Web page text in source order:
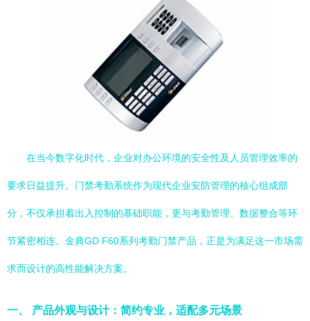
在当今数字化时代，企业对办公环境的安全性及人员管理效率的
要求日益提升。门禁考勤系统作为现代企业安防管理的核心组成部
分，不仅承担着出入控制的基础职能，更与考勤管理、数据整合等环
节紧密相连。金典GD F60系列考勤门禁产品，正是为满足这一市场需
求而设计的高性能解决方案。
一、 产品外观与设计：简约专业，适配多元场景